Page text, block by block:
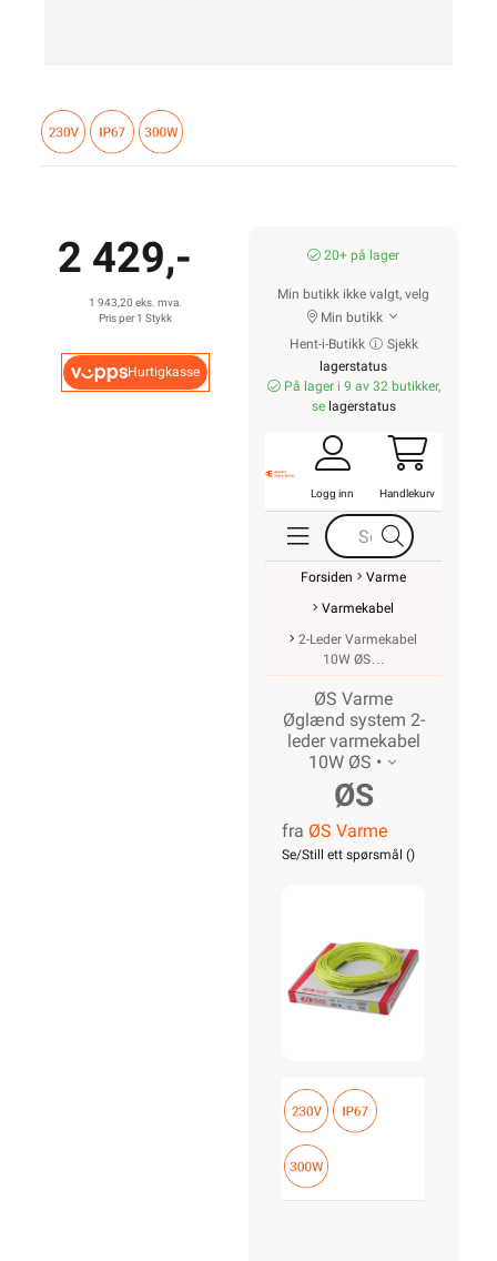
2 429,-
1 943,20 eks. mva.
Pris per 1 Stykk
Hurtigkasse
20+ på lager
Min butikk ikke valgt, velg
Min butikk
Hent-i-Butikk
Sjekk
lagerstatus
På lager i 9 av 32 butikker,
se lagerstatus
Logg inn Handlekurv
Forsiden
Varme
Varmekabel
2-Leder Varmekabel
10W ØS
ØS Varme
Øglænd system 2-
leder varmekabel
10W ØS •
ØS
Varmekabel
10W/m
300W
fra ØS Varme
Se/Still ett spørsmål ()